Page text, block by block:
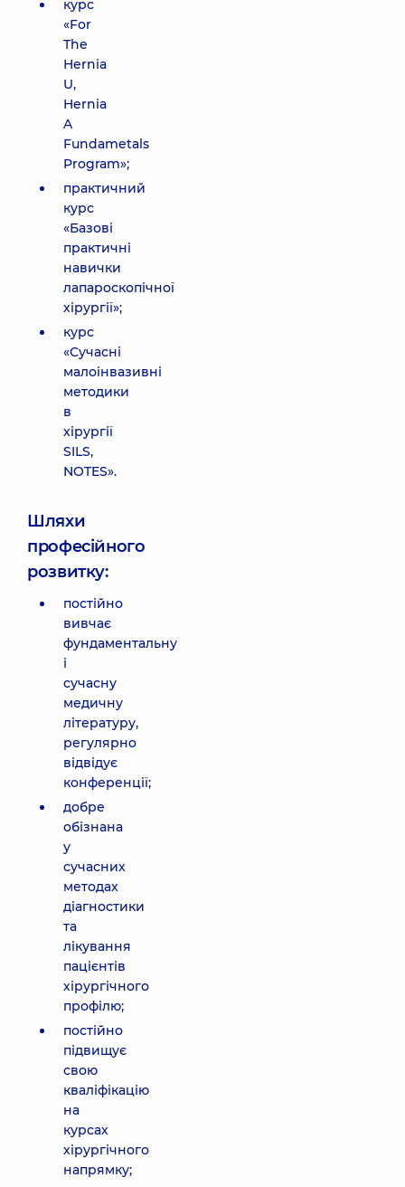
курс
«For
The
Hernia
U,
Hernia
A
Fundametals
Program»;
практичний
курс
«Базові
практичні
навички
лапароскопічної
хірургії»;
курс
«Сучасні
малоінвазивні
методики
в
хірургії
SILS,
NOTES».
Шляхи
професійного
розвитку:
постійно
вивчає
фундаментальну
і
сучасну
медичну
літературу,
регулярно
відвідує
конференції;
добре
обізнана
у
сучасних
методах
діагностики
та
лікування
пацієнтів
хірургічного
профілю;
постійно
підвищує
свою
кваліфікацію
на
курсах
хірургічного
напрямку;